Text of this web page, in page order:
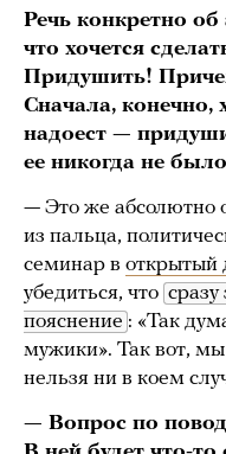
Речь конкретно об
что хочется
Придушить!
Сначала, конечно,
надоест —
ее никогда не
— Это же абсолютно
из пальца,
семинар в открытый
убедиться, что
пояснение : «Так
мужики». Так вот, мы
нельзя ни в коем
— Вопрос по